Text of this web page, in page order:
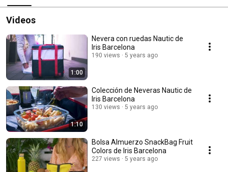
Videos
1:00
Nevera con ruedas Nautic de
Iris Barcelona
190 views 5 years ago
1:10
Colección de Neveras Nautic de
Iris Barcelona
130 views 5 years ago
Bolsa Almuerzo SnackBag Fruit
Colors de Iris Barcelona
227 views 5 years ago